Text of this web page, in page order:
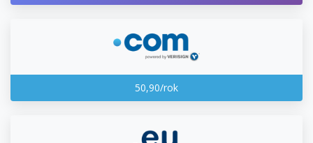
50,90/rok